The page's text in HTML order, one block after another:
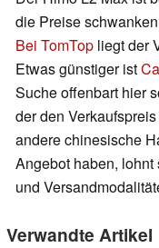
die Preise
Bei TomTop liegt der
Etwas günstiger ist
Suche offenbart hier
der den
andere chinesische
Angebot haben,
und
Verwandte Artikel